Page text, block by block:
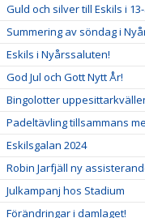
Guld och silver till Eskils i
Summering av söndag i
Eskils i Nyårssaluten!
God Jul och Gott Nytt År!
Bingolotter
Padeltävling tillsammans
Eskilsgalan 2024
Robin Jarfjäll ny
Julkampanj hos Stadium
Förändringar i damlaget!